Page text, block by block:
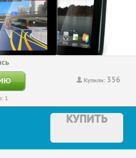
Купили: 356
1
КУПИТЬ